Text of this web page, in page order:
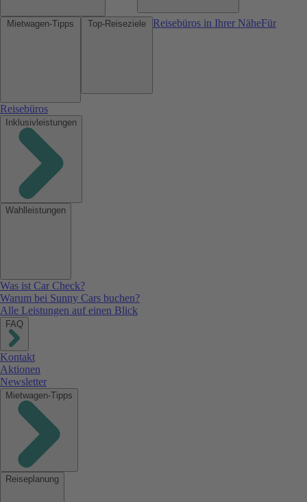
Reisebüros in Ihrer NäheFür
Reisebüros
Inklusivleistungen
Wahlleistungen
Was ist Car Check?
Warum bei Sunny Cars buchen?
Alle Leistungen auf einen Blick
FAQ
Kontakt
Aktionen
Newsletter
Mietwagen-Tipps
Reiseplanung